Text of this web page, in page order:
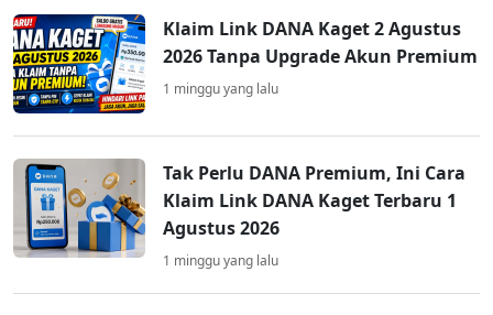
Klaim Link DANA Kaget 2 Agustus
2026 Tanpa Upgrade Akun Premium
1 minggu yang lalu
Tak Perlu DANA Premium, Ini Cara
Klaim Link DANA Kaget Terbaru 1
Agustus 2026
1 minggu yang lalu